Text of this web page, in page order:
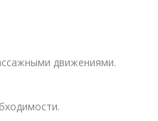
движениями.